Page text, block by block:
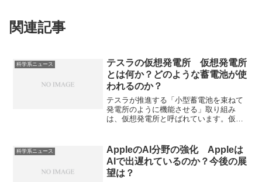
関連記事
科学系ニュース
テスラの仮想発電所 仮想発電所
とは何か？どのような蓄電池が使
われるのか？
テスラが推進する「小型蓄電池を束ねて
発電所のように機能させる」取り組み
は、仮想発電所と呼ばれています。仮想
して注目されています。仮想発電所の仕
組みや使用される蓄電池の種類、課題を
知ることができます。
科学系ニュース
AppleのAI分野の強化 Appleは
AIで出遅れているのか？今後の展
望は？